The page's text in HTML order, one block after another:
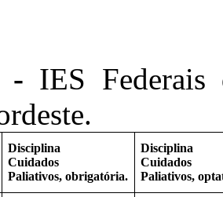
- IES Federais
Disciplina
Cuidados
Paliativos, obrigatória.
Disciplina
Cuidados
Paliativos,